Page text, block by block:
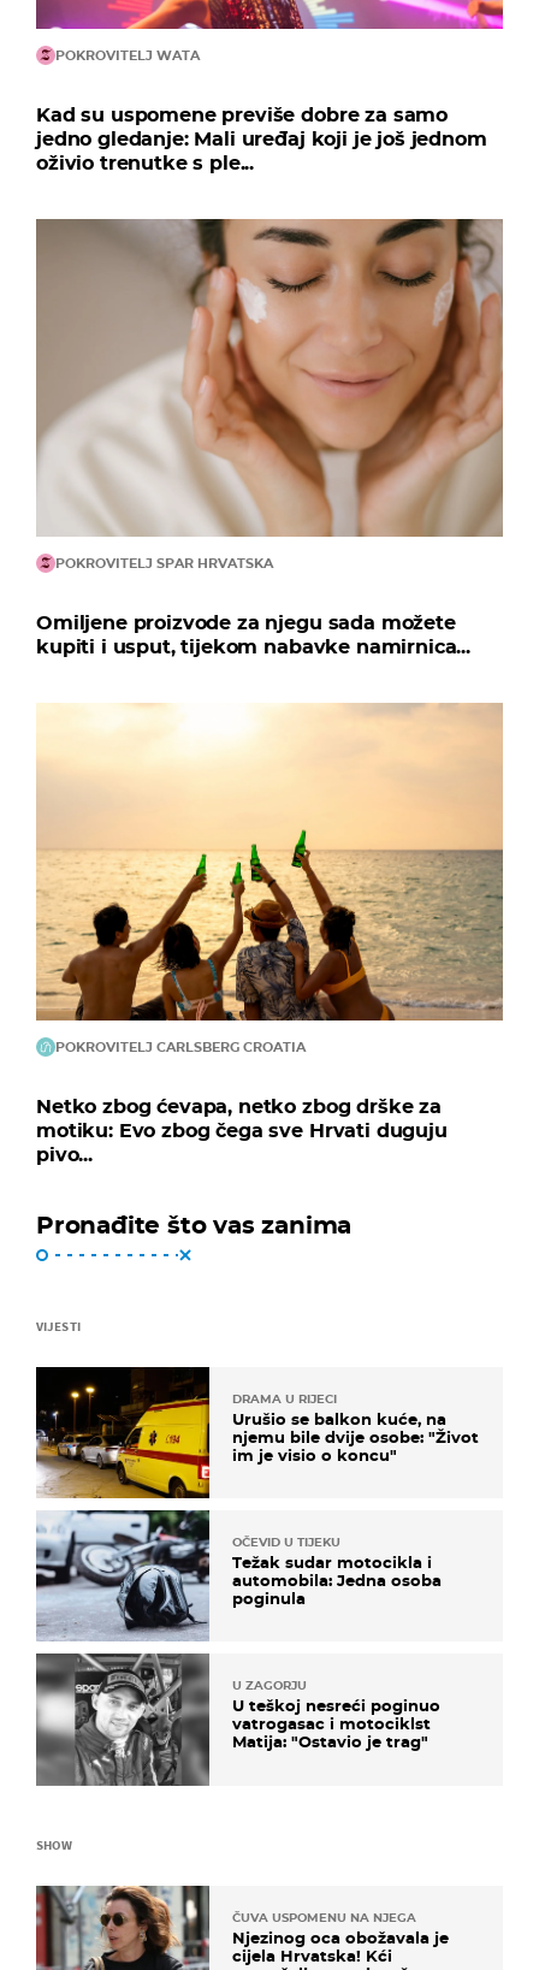
POKROVITELJ WATA
Kad su uspomene previše dobre za samo
jedno gledanje: Mali uređaj koji je još jednom
oživio trenutke s ple...
POKROVITELJ SPAR HRVATSKA
Omiljene proizvode za njegu sada možete
kupiti i usput, tijekom nabavke namirnica...
POKROVITELJ CARLSBERG CROATIA
Netko zbog ćevapa, netko zbog drške za
motiku: Evo zbog čega sve Hrvati duguju
pivo...
Pronađite što vas zanima
VIJESTI
DRAMA U RIJECI
Urušio se balkon kuće, na
njemu bile dvije osobe: "Život
im je visio o koncu"
OČEVID U TIJEKU
Težak sudar motocikla i
automobila: Jedna osoba
poginula
U ZAGORJU
U teškoj nesreći poginuo
vatrogasac i motociklst
Matija: "Ostavio je trag"
SHOW
ČUVA USPOMENU NA NJEGA
Njezinog oca obožavala je
cijela Hrvatska! Kći